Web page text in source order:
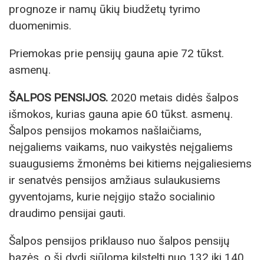
prognoze ir namų ūkių biudžetų tyrimo
duomenimis.
Priemokas prie pensijų gauna apie 72 tūkst.
asmenų.
ŠALPOS PENSIJOS. 2020 metais didės šalpos
išmokos, kurias gauna apie 60 tūkst. asmenų.
Šalpos pensijos mokamos našlaičiams,
neįgaliems vaikams, nuo vaikystės neįgaliems
suaugusiems žmonėms bei kitiems neįgaliesiems
ir senatvės pensijos amžiaus sulaukusiems
gyventojams, kurie neįgijo stažo socialinio
draudimo pensijai gauti.
Šalpos pensijos priklauso nuo šalpos pensijų